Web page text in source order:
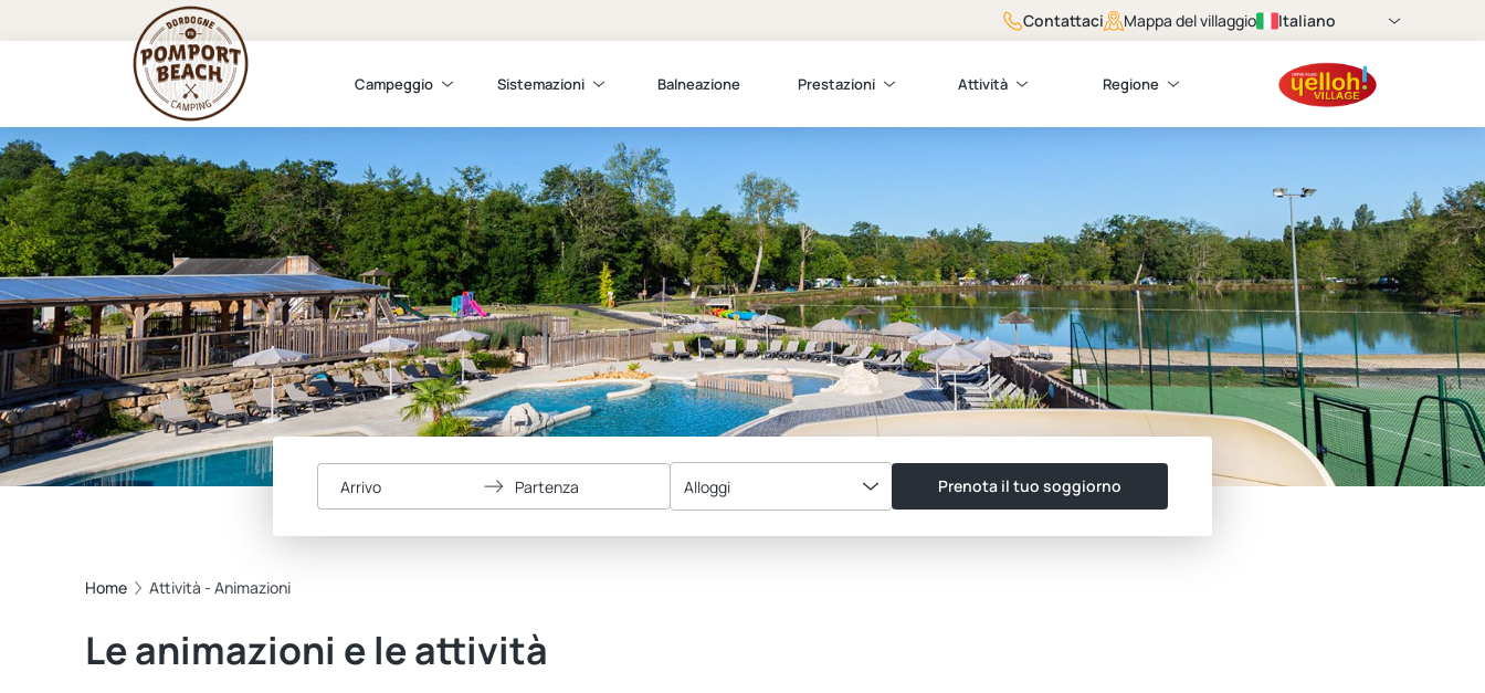
Contattaci Mappa del villaggio Italiano
Campeggio Sistemazioni Balneazione Prestazioni Attività Regione
Arrivo Partenza Alloggi Prenota il tuo soggiorno
Home Attività - Animazioni
Le animazioni e le attività